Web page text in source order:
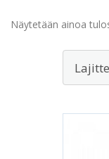
Näytetään ainoa